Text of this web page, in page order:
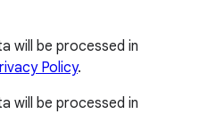
will be processed in
Policy.
will be processed in